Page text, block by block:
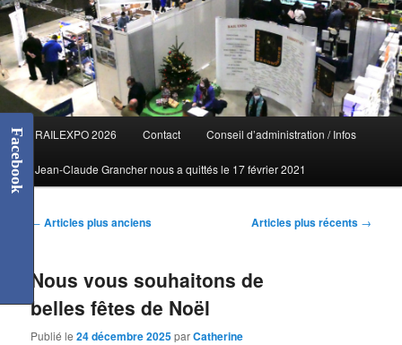
Menu
principal
RAILEXPO 2026 Contact Conseil d’administration / Infos
Jean-Claude Grancher nous a quittés le 17 février 2021
Navigation
← Articles plus anciens Articles plus récents →
Nous vous souhaitons de
belles fêtes de Noël
Publié le24 décembre 2025parCatherine
Facebook